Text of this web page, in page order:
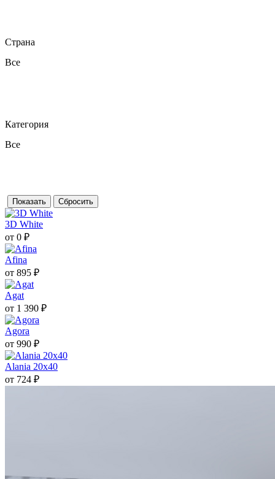
Страна
Все
Категория
Все
3D White
от 0 ₽
Afina
от 895 ₽
Agat
от 1 390 ₽
Agora
от 990 ₽
Alania 20х40
от 724 ₽